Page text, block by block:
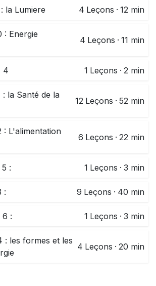
la Lumiere 4 Leçons · 12 min
: Energie
4 Leçons · 11 min
4 1 Leçons · 2 min
: la Santé de la
12 Leçons · 52 min
: L'alimentation
6 Leçons · 22 min
: 1 Leçons · 3 min
: 9 Leçons · 40 min
6 : 1 Leçons · 3 min
: les formes et les
4 Leçons · 20 min